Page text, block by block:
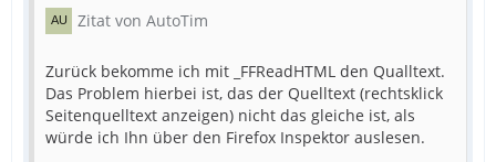
Zitat von AutoTim
Zurück bekomme ich mit _FFReadHTML den Qualltext.
Das Problem hierbei ist, das der Quelltext (rechtsklick
Seitenquelltext anzeigen) nicht das gleiche ist, als
würde ich Ihn über den Firefox Inspektor auslesen.